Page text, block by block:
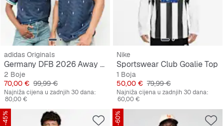
adidas Originals
Germany DFB 2026 Away Jersey
2 Boje
Cijena
70,00 € Originalna cijena
99,99 €
Najniža cijena u zadnjih 30 dana:
80,00 €
Nike
Sportswear Club Goalie Top
1 Boja
Cijena
50,00 € Originalna cijena
79,99 €
Najniža cijena u zadnjih 30 dana:
60,00 €
-45% -60%